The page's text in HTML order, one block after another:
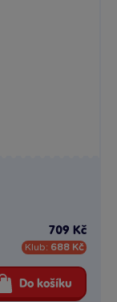
709 Kč
Klub: 688 Kč
Do košíku